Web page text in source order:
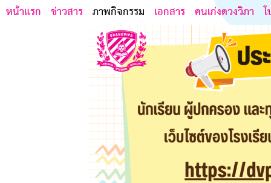
หน้าแรก ข่าวสาร ภาพกิจกรรม เอกสาร คนเก่งดวงวิภา